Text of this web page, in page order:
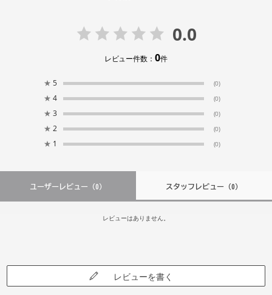
0.0
レビュー件数：0件
★ 5 (0)
★ 4 (0)
★ 3 (0)
★ 2 (0)
★ 1 (0)
ユーザーレビュー （0） スタッフレビュー（0）
レビューはありません。
レビューを書く